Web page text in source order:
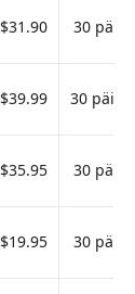
$31.90 30
$39.99 30
$35.95 30
$19.95 30